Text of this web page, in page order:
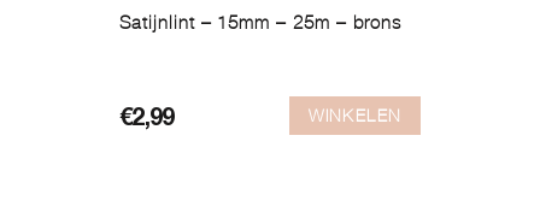
Satijnlint – 15mm – 25m – brons
€2,99 WINKELEN